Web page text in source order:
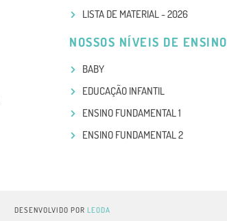
LISTA DE MATERIAL - 2026
NOSSOS NÍVEIS DE ENSINO
BABY
EDUCAÇÃO INFANTIL
ENSINO FUNDAMENTAL 1
ENSINO FUNDAMENTAL 2
DESENVOLVIDO POR LEODA